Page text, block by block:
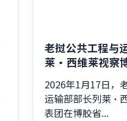
老挝公共工程与
莱·西维莱视察
2026年1月17日，
运输部部长列莱·
表团在博胶省...